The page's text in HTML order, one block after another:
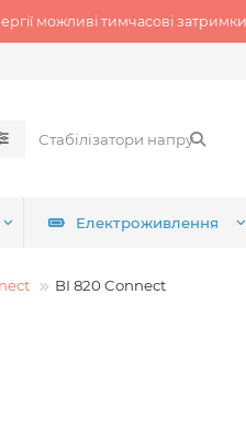
можливі тимчасові
Електроживлення
BI 820 Connect